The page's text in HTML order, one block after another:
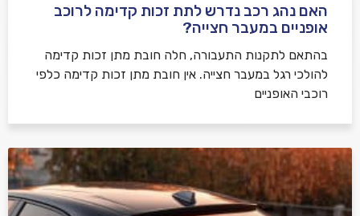
שלח משוב
האם נהג רכב נדרש לתת זכות קדימה לרוכב
אופניים במעבר חצייה?
בהתאם לתקנות התעבורה, חלה חובת מתן זכות קדימה
להולכי רגל במעבר חצייה. אין חובת מתן זכות קדימה כלפי
רוכבי האופניים